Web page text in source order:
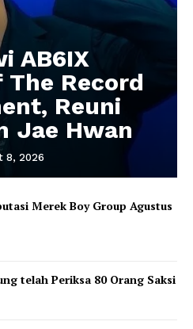
AB6IX
The Record
Reuni
Jae Hwan
8, 2026
Merek Boy Group Agustus
telah Periksa 80 Orang Saksi